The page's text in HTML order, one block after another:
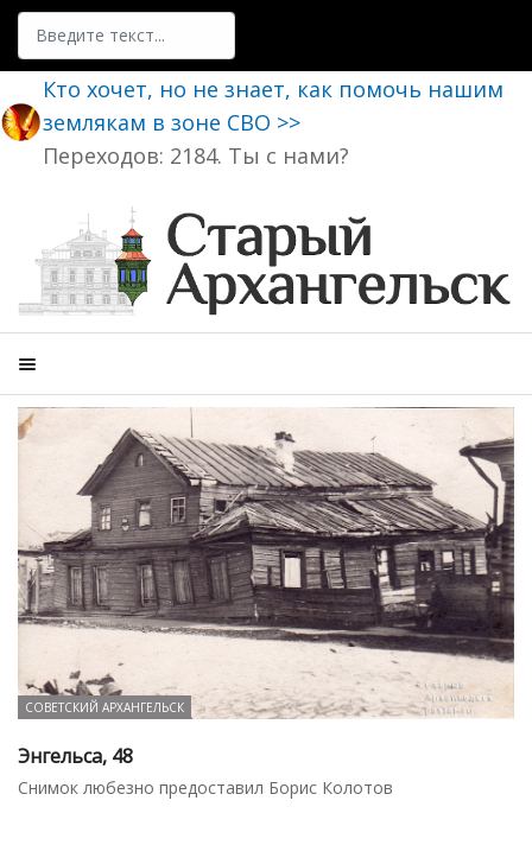
Поиск
Кто хочет, но не знает, как помочь нашим
землякам в зоне СВО >>
Переходов: 2184. Ты с нами?
СОВЕТСКИЙ АРХАНГЕЛЬСК
Энгельса, 48
Снимок любезно предоставил Борис Колотов